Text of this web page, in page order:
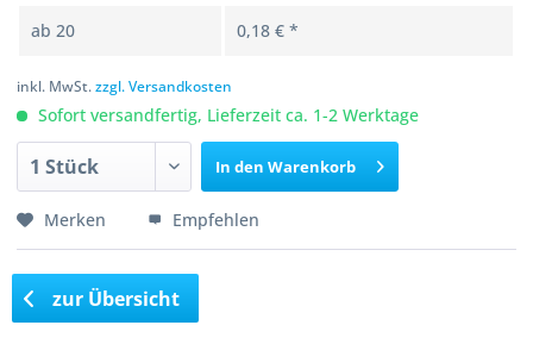
ab20 0,18 € *
inkl. MwSt.zzgl. Versandkosten
Sofort versandfertig, Lieferzeit ca. 1-2 Werktage
In den Warenkorb
Merken Empfehlen
zur Übersicht